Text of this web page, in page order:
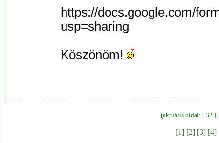
https://docs.google.com/
usp=sharing
Köszönöm!
(aktuális oldal: [ 32 ],
[1] [2] [3] [4]